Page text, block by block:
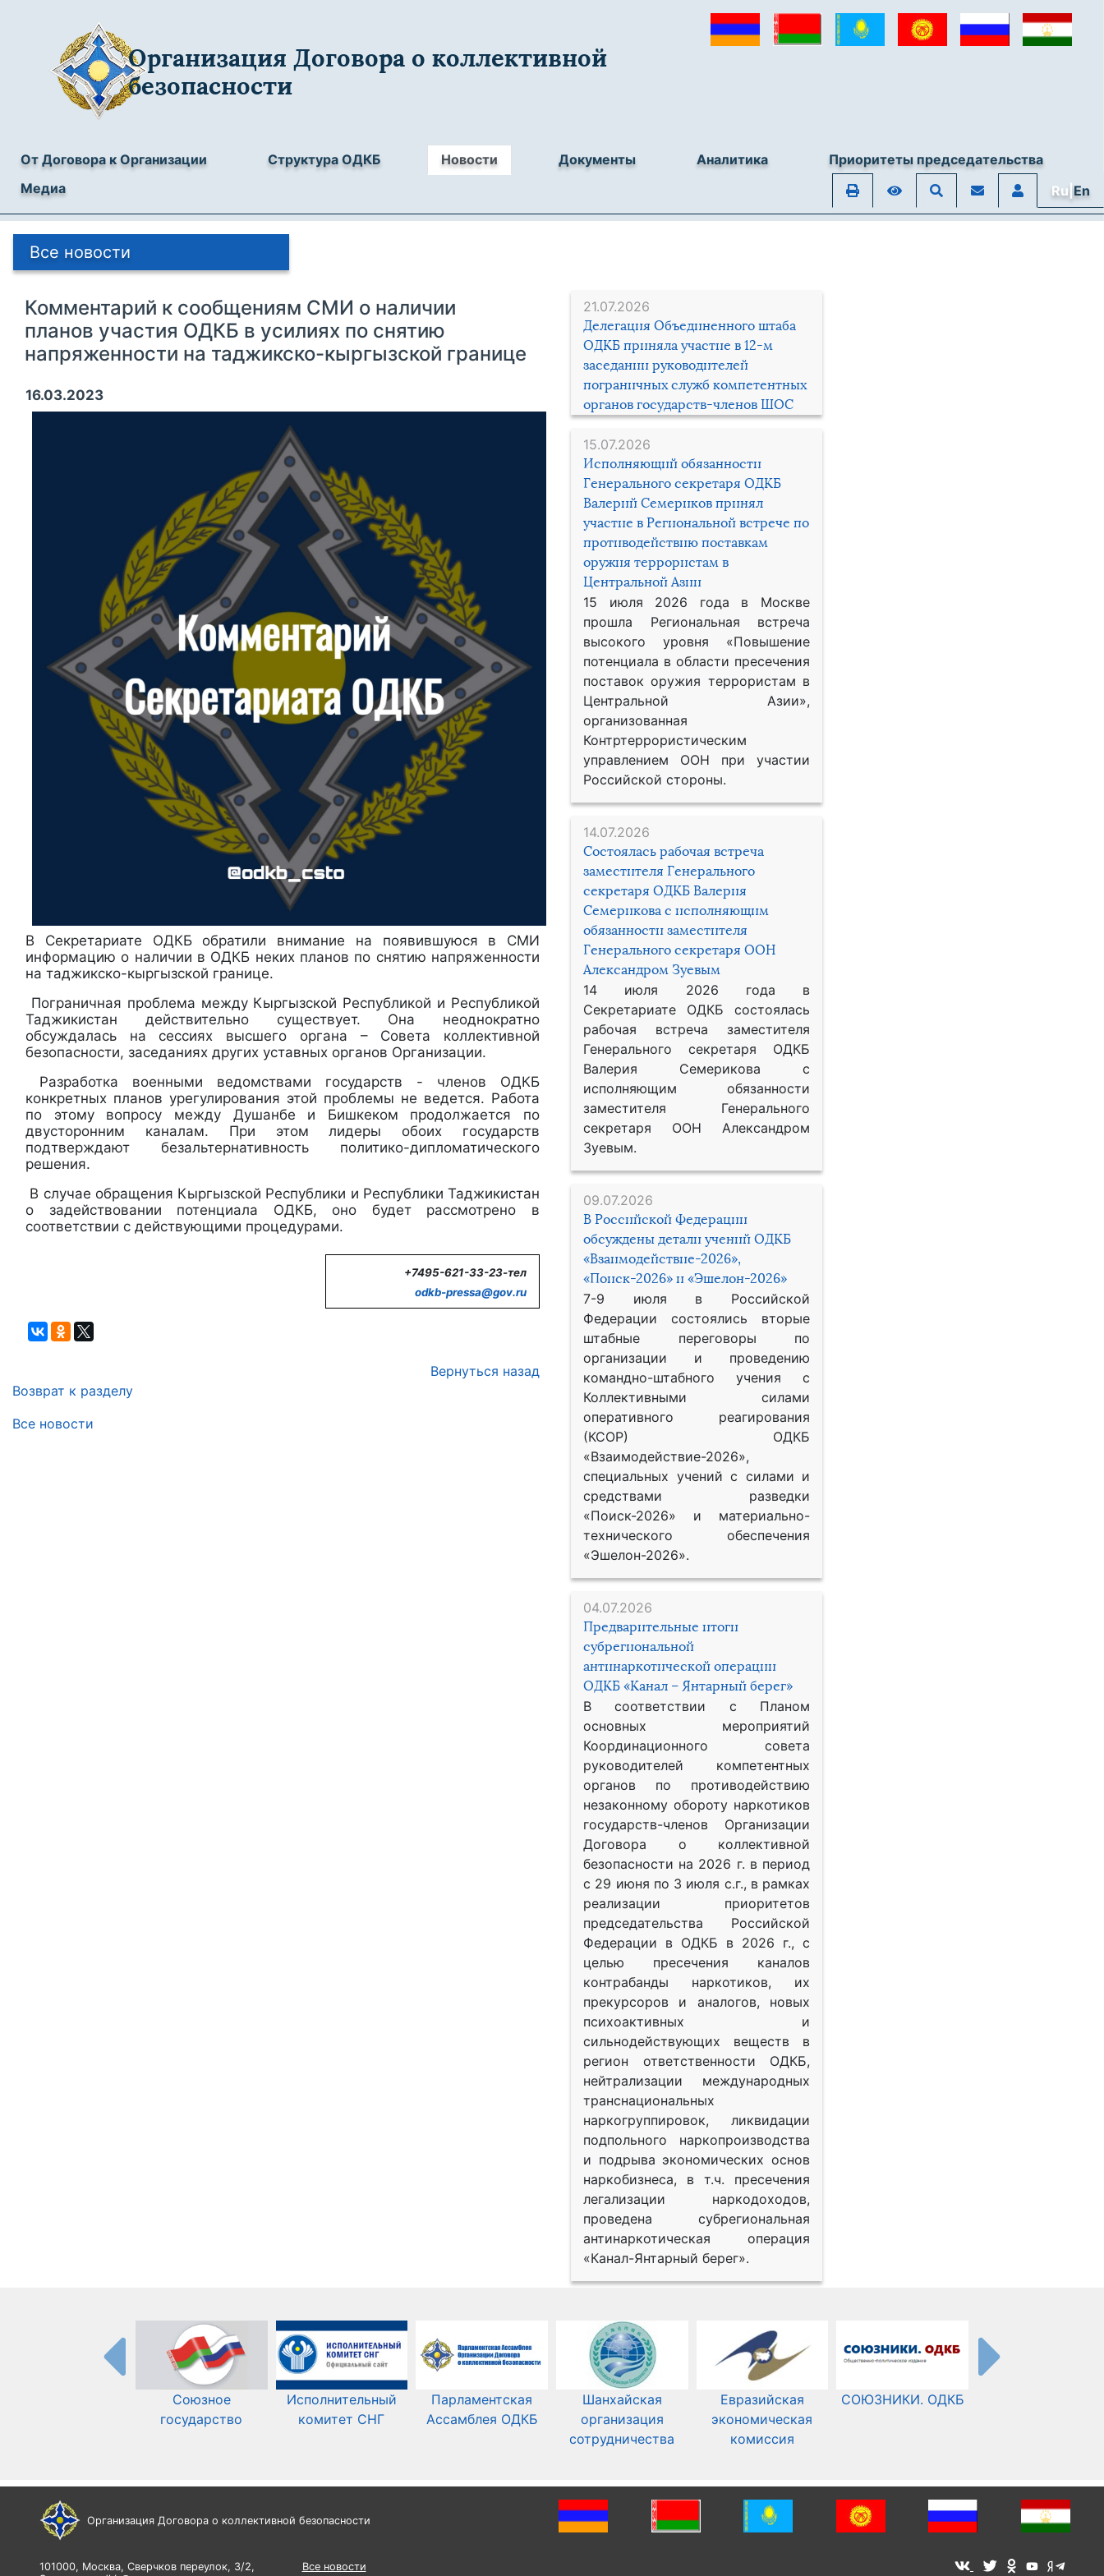
Организация Договора о коллективной
безопасности
От Договора к Организации Структура ОДКБ Новости Документы Аналитика
Приоритеты председательства
Медиа
Ru|En
Все новости
21.07.2026
Делегация Объединенного штаба
ОДКБ приняла участие в 12-м
заседании руководителей
пограничных служб компетентных
органов государств-членов ШОС
15.07.2026
Исполняющий обязанности
Генерального секретаря ОДКБ
Валерий Семериков принял
участие в Региональной встрече по
противодействию поставкам
оружия террористам в
Центральной Азии
15 июля 2026 года в Москве
прошла Региональная встреча
высокого уровня «Повышение
потенциала в области пресечения
поставок оружия террористам в
Центральной Азии»,
организованная
Контртеррористическим
управлением ООН при участии
Российской стороны.
14.07.2026
Состоялась рабочая встреча
заместителя Генерального
секретаря ОДКБ Валерия
Семерикова с исполняющим
обязанности заместителя
Генерального секретаря ООН
Александром Зуевым
14 июля 2026 года в
Секретариате ОДКБ состоялась
рабочая встреча заместителя
Генерального секретаря ОДКБ
Валерия Семерикова с
исполняющим обязанности
заместителя Генерального
секретаря ООН Александром
Зуевым.
09.07.2026
В Российской Федерации
обсуждены детали учений ОДКБ
«Взаимодействие-2026»,
«Поиск-2026» и «Эшелон-2026»
7-9 июля в Российской
Федерации состоялись вторые
штабные переговоры по
организации и проведению
командно-штабного учения с
Коллективными силами
оперативного реагирования
(КСОР) ОДКБ
«Взаимодействие-2026»,
специальных учений с силами и
средствами разведки
«Поиск-2026» и материально-
технического обеспечения
«Эшелон-2026».
04.07.2026
Предварительные итоги
субрегиональной
антинаркотической операции
ОДКБ «Канал – Янтарный берег»
В соответствии с Планом
основных мероприятий
Координационного совета
руководителей компетентных
органов по противодействию
незаконному обороту наркотиков
государств-членов Организации
Договора о коллективной
безопасности на 2026 г. в период
с 29 июня по 3 июля с.г., в рамках
реализации приоритетов
председательства Российской
Федерации в ОДКБ в 2026 г., с
целью пресечения каналов
контрабанды наркотиков, их
прекурсоров и аналогов, новых
психоактивных и
сильнодействующих веществ в
регион ответственности ОДКБ,
нейтрализации международных
транснациональных
наркогруппировок, ликвидации
подпольного наркопроизводства
и подрыва экономических основ
наркобизнеса, в т.ч. пресечения
легализации наркодоходов,
проведена субрегиональная
антинаркотическая операция
«Канал-Янтарный берег».
Комментарий к сообщениям СМИ о наличии
планов участия ОДКБ в усилиях по снятию
напряженности на таджикско-кыргызской границе
16.03.2023
В Секретариате ОДКБ обратили внимание на появившуюся в СМИ
информацию о наличии в ОДКБ неких планов по снятию напряженности
на таджикско-кыргызской границе.
Пограничная проблема между Кыргызской Республикой и Республикой
Таджикистан действительно существует. Она неоднократно
обсуждалась на сессиях высшего органа – Совета коллективной
безопасности, заседаниях других уставных органов Организации.
Разработка военными ведомствами государств - членов ОДКБ
конкретных планов урегулирования этой проблемы не ведется. Работа
по этому вопросу между Душанбе и Бишкеком продолжается по
двусторонним каналам. При этом лидеры обоих государств
подтверждают безальтернативность политико-дипломатического
решения.
В случае обращения Кыргызской Республики и Республики Таджикистан
о задействовании потенциала ОДКБ, оно будет рассмотрено в
соответствии с действующими процедурами.
+7495-621-33-23-тел
odkb-pressa@gov.ru
Вернуться назад
Возврат к разделу
Все новости
Союзное
государство
Исполнительный
комитет СНГ
Парламентская
Ассамблея ОДКБ
Шанхайская
организация
сотрудничества
Евразийская
экономическая
комиссия
СОЮЗНИКИ. ОДКБ
Организация Договора о коллективной безопасности
101000, Москва, Сверчков переулок, 3/2,
Все новости